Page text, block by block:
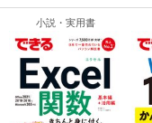
小説・実用書